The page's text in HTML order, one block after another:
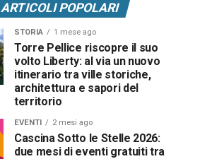
ARTICOLI POPOLARI
STORIA 1 mese ago
Torre Pellice riscopre il suo
volto Liberty: al via un nuovo
itinerario tra ville storiche,
architettura e sapori del
territorio
EVENTI 2 mesi ago
Cascina Sotto le Stelle 2026:
due mesi di eventi gratuiti tra